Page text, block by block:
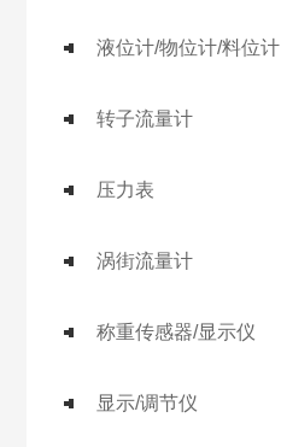
液位计/物位计/料位计
转子流量计
压力表
涡街流量计
称重传感器/显示仪
显示/调节仪